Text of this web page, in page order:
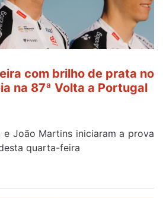
com brilho de prata no
na 87ª Volta a Portugal
e João Martins iniciaram a prova
quarta-feira